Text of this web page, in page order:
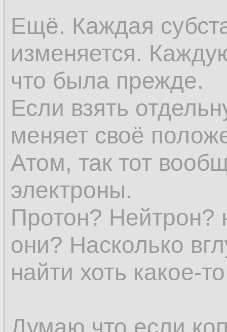
последнее
предшествующей
же самое
как оно
представление о
явления уже нет.
Субстанции (в
всех
и исчезновение
устранило бы
эмпирического
Ещё. Каждая
изменяется.
что была прежде.
Если взять
меняет своё
Атом, так тот
электроны.
Протон? Нейтрон?
они? Насколько
найти хоть какое-